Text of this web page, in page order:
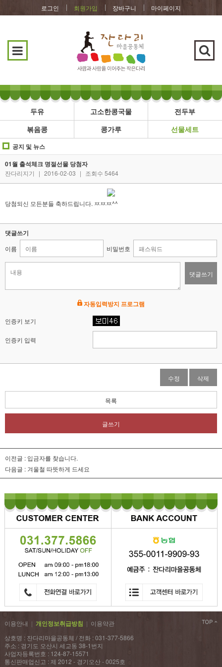
로그인 회원가입 장바구니 마이페이지
두유 고소한콩국물
전두부
볶음콩
콩가루 선물세트
공지 및 뉴스
01월 출석체크 명절선물 당첨자
잔다리지기 | 2016-02-03 | 조회수 5464
당첨되신 모든분들 축하드립니다. ㅉㅉㅉ^^
댓글쓰기
이름 비밀번호
댓글쓰기
자동입력방지 프로그램
인증키 보기
인증키 입력
수정 삭제
목록
글쓰기
이전글 : 입금자를 찾습니다.
다음글 : 겨울철 따뜻하게 드세요
이용안내 | 개인정보취급방침 | 이용약관
상호명 : 잔다리마을공동체 / 전화 : 031-377-5866
주소 : 경기도 오산시 세교동 38-1번지
사업자등록번호 : 124-87-15571
통신판매업신고 : 제 2012 - 경기오산 - 0025호